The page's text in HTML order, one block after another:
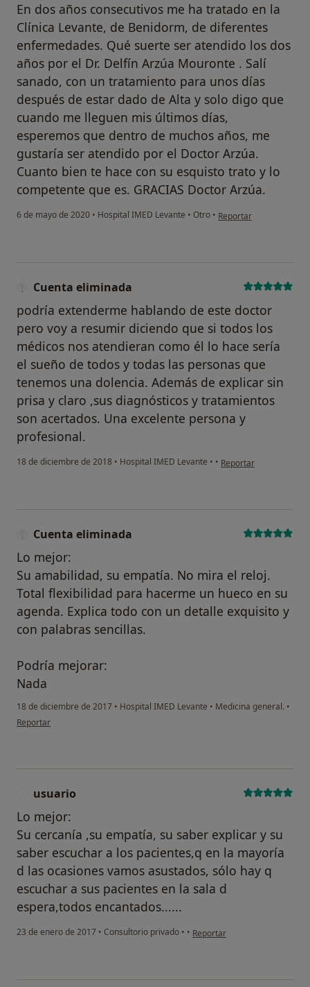
En dos años consecutivos me ha tratado en la
Clínica Levante, de Benidorm, de diferentes
enfermedades. Qué suerte ser atendido los dos
años por el Dr. Delfín Arzúa Mouronte . Salí
sanado, con un tratamiento para unos días
después de estar dado de Alta y solo digo que
cuando me lleguen mis últimos días,
esperemos que dentro de muchos años, me
gustaría ser atendido por el Doctor Arzúa.
Cuanto bien te hace con su esquisto trato y lo
competente que es. GRACIAS Doctor Arzúa.
6 de mayo de 2020 • Hospital IMED Levante • Otro • en opinión del usuario
Reportar
Cuenta eliminada
podría extenderme hablando de este doctor
pero voy a resumir diciendo que si todos los
médicos nos atendieran como él lo hace sería
el sueño de todos y todas las personas que
tenemos una dolencia. Además de explicar sin
prisa y claro ,sus diagnósticos y tratamientos
son acertados. Una excelente persona y
profesional.
18 de diciembre de 2018 • Hospital IMED Levante • • en opinión del usuario
Reportar
Cuenta eliminada
Lo mejor:
Su amabilidad, su empatía. No mira el reloj.
Total flexibilidad para hacerme un hueco en su
agenda. Explica todo con un detalle exquisito y
con palabras sencillas.
Podría mejorar:
Nada
18 de diciembre de 2017 • Hospital IMED Levante • Medicina general. •
en opinión del usuario Cuenta eliminada
Reportar
usuario
Lo mejor:
Su cercanía ,su empatía, su saber explicar y su
saber escuchar a los pacientes,q en la mayoría
d las ocasiones vamos asustados, sólo hay q
escuchar a sus pacientes en la sala d
espera,todos encantados......
23 de enero de 2017 • Consultorio privado • • en opinión del usuario usuario
Reportar
¿Alguna vez has usado una app
o chatbot de IA para hablar
sobre un tema emocional o
psicológico?
Sí, varias veces
Sí, una vez
No, pero lo consideraría